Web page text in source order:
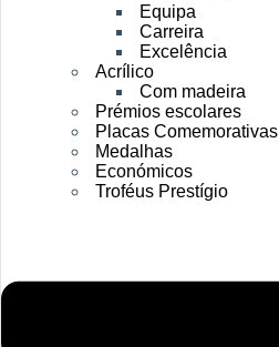
Equipa
Carreira
Excelência
Acrílico
Com madeira
Prémios escolares
Placas Comemorativas
Medalhas
Económicos
Troféus Prestígio